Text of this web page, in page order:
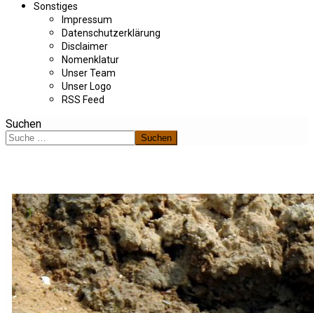
Sonstiges
Impressum
Datenschutzerklärung
Disclaimer
Nomenklatur
Unser Team
Unser Logo
RSS Feed
Suchen
Suchen